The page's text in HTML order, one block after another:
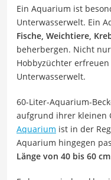
Ein Aquarium ist
Unterwasserwelt. Ein
Fische, Weichtiere,
beherbergen. Nicht
Hobbyzüchter
Unterwasserwelt.
60-Liter-Aquarium-
aufgrund ihrer kleinen
Aquarium ist in der
Aquarium hingegen
Länge von 40 bis 60 cm